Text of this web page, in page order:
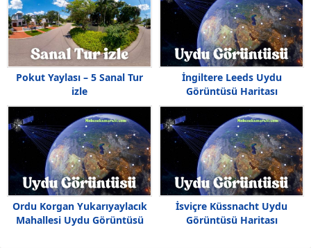
Pokut Yaylası – 5 Sanal Tur
izle
İngiltere Leeds Uydu
Görüntüsü Haritası
Ordu Korgan Yukarıyaylacık
Mahallesi Uydu Görüntüsü
İsviçre Küssnacht Uydu
Görüntüsü Haritası